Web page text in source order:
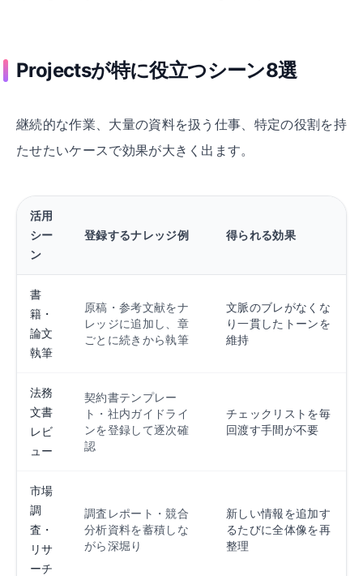
Projectsが特に役立つシーン8選
継続的な作業、大量の資料を扱う仕事、特定の役割を持
たせたいケースで効果が大きく出ます。
活用
シー
ン
登録するナレッジ例 得られる効果
書
籍・
論文
執筆
原稿・参考文献をナ
レッジに追加し、章
ごとに続きから執筆
文脈のブレがなくな
り一貫したトーンを
維持
法務
文書
レビ
ュー
契約書テンプレー
ト・社内ガイドライ
ンを登録して逐次確
認
チェックリストを毎
回渡す手間が不要
市場
調
査・
リサ
ーチ
調査レポート・競合
分析資料を蓄積しな
がら深堀り
新しい情報を追加す
るたびに全体像を再
整理